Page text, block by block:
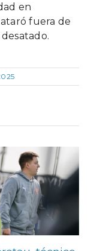
en
fuera de